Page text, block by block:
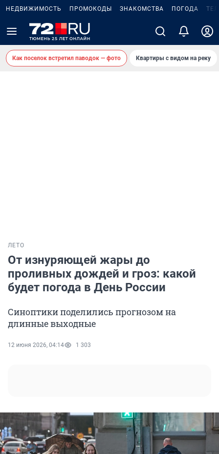
НЕДВИЖИМОСТЬ ПРОМОКОДЫ ЗНАКОМСТВА ПОГОДА
Как поселок встретил паводок — фото Квартиры с видом на реку
ЛЕТО
От изнуряющей жары до
проливных дождей и гроз: какой
будет погода в День России
Синоптики поделились прогнозом на
длинные выходные
12 июня 2026, 04:14 1 303